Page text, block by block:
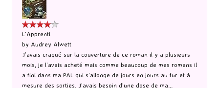
L'Apprenti
by Audrey Alwett
J’avais craqué sur la couverture de ce roman il y a plusieurs
mois, je l’avais acheté mais comme beaucoup de mes romans il
a fini dans ma PAL qui s’allonge de jours en jours au fur et à
mesure des sorties. J’avais besoin d’une dose de ma...